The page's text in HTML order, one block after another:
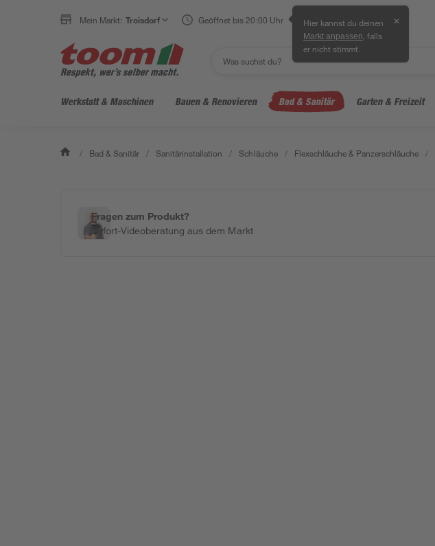
Mein Markt: Troisdorf Geöffnet bis 20:00 Uhr Hier kannst du deinen
Markt anpassen , falls
er nicht stimmt.
✕
Werkstatt & Maschinen Bauen & Renovieren Bad & Sanitär Garten & Freizeit
/ Bad & Sanitär / Sanitärinstallation / Schläuche / Flexschläuche & Panzerschläuche /
Fragen zum Produkt?
Sofort-Videoberatung aus dem Markt